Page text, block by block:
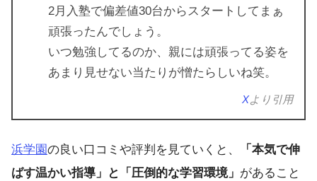
2月入塾で偏差値30台からスタートしてまぁ
頑張ったんでしょう。
いつ勉強してるのか、親には頑張ってる姿を
あまり見せない当たりが憎たらしいね笑。
Xより引用
浜学園の良い口コミや評判を見ていくと、
「本気で伸
ばす温かい指導」と「圧倒的な学習環境」 があること